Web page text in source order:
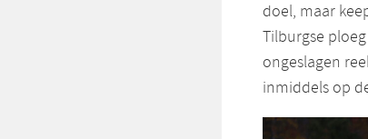
doel, maar
Tilburgse
ongeslagen
inmiddels op